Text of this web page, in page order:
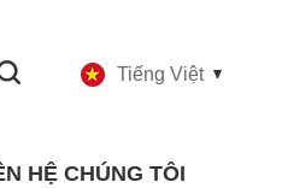
Tiếng Việt
HỆ CHÚNG TÔI